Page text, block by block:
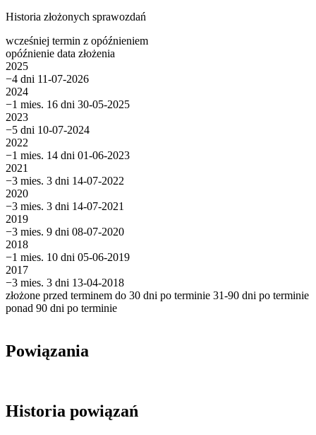
Historia złożonych sprawozdań
wcześniej termin z opóźnieniem
opóźnienie data złożenia
2025
−4 dni 11-07-2026
2024
−1 mies. 16 dni 30-05-2025
2023
−5 dni 10-07-2024
2022
−1 mies. 14 dni 01-06-2023
2021
−3 mies. 3 dni 14-07-2022
2020
−3 mies. 3 dni 14-07-2021
2019
−3 mies. 9 dni 08-07-2020
2018
−1 mies. 10 dni 05-06-2019
2017
−3 mies. 3 dni 13-04-2018
złożone przed terminem do 30 dni po terminie 31-90 dni po terminie
ponad 90 dni po terminie
Powiązania
Historia powiązań